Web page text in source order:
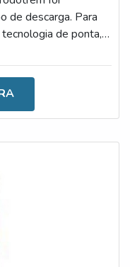
de descarga. Para
de ponta,
com a
tarefas. Aliás, a